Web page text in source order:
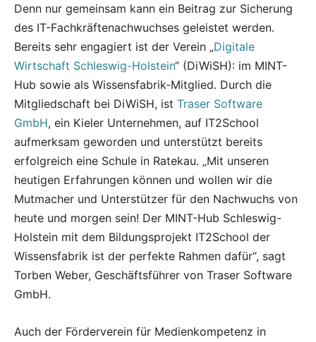
Denn nur gemeinsam kann ein Beitrag zur Sicherung
des IT-Fachkräftenachwuchses geleistet werden.
Bereits sehr engagiert ist der Verein „Digitale
Wirtschaft Schleswig-Holstein“ (DiWiSH): im MINT-
Hub sowie als Wissensfabrik-Mitglied. Durch die
Mitgliedschaft bei DiWiSH, ist Traser Software
GmbH, ein Kieler Unternehmen, auf IT2School
aufmerksam geworden und unterstützt bereits
erfolgreich eine Schule in Ratekau. „Mit unseren
heutigen Erfahrungen können und wollen wir die
Mutmacher und Unterstützer für den Nachwuchs von
heute und morgen sein! Der MINT-Hub Schleswig-
Holstein mit dem Bildungsprojekt IT2School der
Wissensfabrik ist der perfekte Rahmen dafür“, sagt
Torben Weber, Geschäftsführer von Traser Software
GmbH.
Auch der Förderverein für Medienkompetenz in